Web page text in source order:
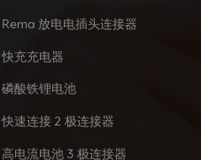
Rema 放电电插头连接器
快充充电器
磷酸铁锂电池
快速连接 2 极连接器
高电流电池 3 极连接器